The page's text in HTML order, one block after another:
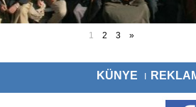
1 2 3 »
KÜNYE